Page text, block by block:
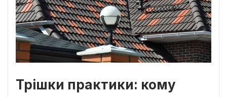
Трішки практики: кому